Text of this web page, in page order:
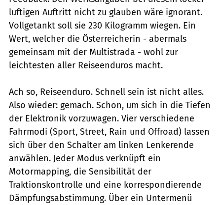
luftigen Auftritt nicht zu glauben wäre ignorant.
Vollgetankt soll sie 230 Kilogramm wiegen. Ein
Wert, welcher die Österreicherin - abermals
gemeinsam mit der Multistrada - wohl zur
leichtesten aller Reiseenduros macht.
Ach so, Reiseenduro. Schnell sein ist nicht alles.
Also wieder: gemach. Schon, um sich in die Tiefen
der Elektronik vorzuwagen. Vier verschiedene
Fahrmodi (Sport, Street, Rain und Offroad) lassen
sich über den Schalter am linken Lenkerende
anwählen. Jeder Modus verknüpft ein
Motormapping, die Sensibilität der
Traktionskontrolle und eine korrespondierende
Dämpfungsabstimmung. Über ein Untermenü